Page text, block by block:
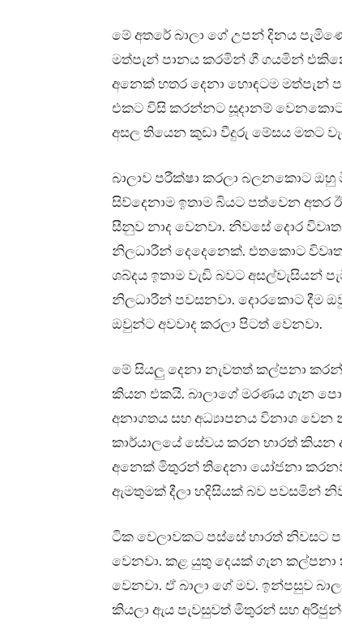
මේ අතරේ බාලා ගේ උපන් දිනය
මත්පැන් පානය කරමින් ගී ගයමින්
අනෙක් හතර දෙනා හොඳටම මත්පැන්
එකට විසි කරන්නට සූදානම් වෙනකොට
අසල තියෙන කුඩා වීදුරු මේසය මතට
බාලාව පරීක්ෂා කරලා බලනකොට ඔහු
සිව්දෙනාම ඉතාම බියට පත්වෙන
සීනුව නාද වෙනවා. නිවසේ දොර
නිලධාරීන් දෙදෙනෙක්. එතකොට
ශබ්දය ඉතාම වැඩි බවට
නිලධාරීන් පවසනවා. දොරකොට දීම
ඔවුන්ට අවවාද කරලා පිටත් වෙනවා.
මේ සියලු දෙනා නැවතත් කල්පනා
කියන එකයි. බාලාගේ මරණය ගැන
අනාගතය සහ අධ්‍යාපනය විනාශ
කාර්යාලයේ සේවය කරන භාරත් කියන
අනෙක් මිතුරන් තිදෙනා යෝජනා
ඇමතුමක් දීලා හදිසියක් බව පවසමින්
ටික වෙලාවකට පස්සේ භාරත් නිවසට
වෙනවා. කළ යුතු දෙයක් ගැන
වෙනවා. ඒ බාලා ගේ මව. ඉන්පසුව
කියලා ඇය පැවසුවත් මිතුරන් සහ